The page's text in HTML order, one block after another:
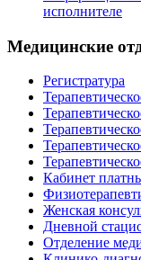
исполнителе
Медицинские
Регистратура
Кабинет
Женская
Дневной
Отделение